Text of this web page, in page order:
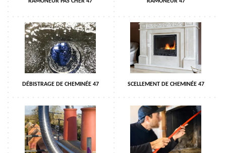
DÉBISTRAGE DE CHEMINÉE 47 SCELLEMENT DE CHEMINÉE 47